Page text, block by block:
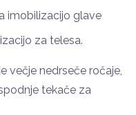
imobilizacijo glave
za telesa.
večje nedrseče ročaje,
tekače za